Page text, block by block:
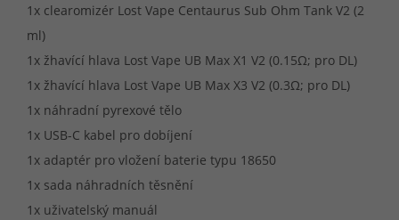
1x clearomizér Lost Vape Centaurus Sub Ohm Tank V2 (2
ml)
1x žhavící hlava Lost Vape UB Max X1 V2 (0.15Ω; pro DL)
1x žhavící hlava Lost Vape UB Max X3 V2 (0.3Ω; pro DL)
1x náhradní pyrexové tělo
1x USB-C kabel pro dobíjení
1x adaptér pro vložení baterie typu 18650
1x sada náhradních těsnění
1x uživatelský manuál